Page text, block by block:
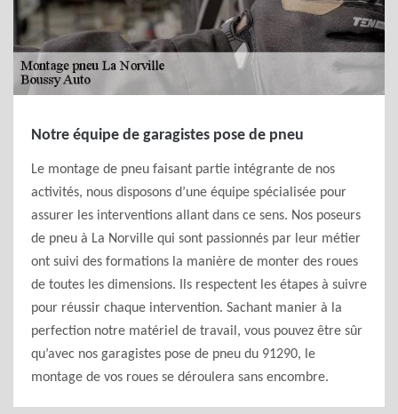
Notre équipe de garagistes pose de pneu
Le montage de pneu faisant partie intégrante de nos
activités, nous disposons d’une équipe spécialisée pour
assurer les interventions allant dans ce sens. Nos poseurs
de pneu à La Norville qui sont passionnés par leur métier
ont suivi des formations la manière de monter des roues
de toutes les dimensions. Ils respectent les étapes à suivre
pour réussir chaque intervention. Sachant manier à la
perfection notre matériel de travail, vous pouvez être sûr
qu’avec nos garagistes pose de pneu du 91290, le
montage de vos roues se déroulera sans encombre.